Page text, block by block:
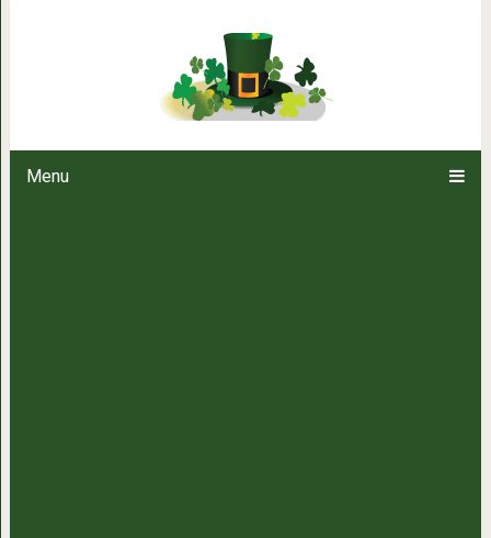
Menu
Какая свадебная пара вам